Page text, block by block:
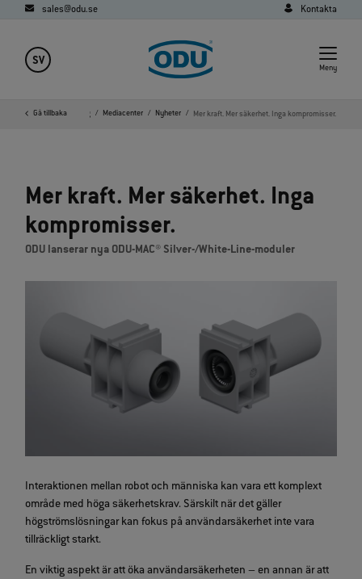
sales@odu.se Kontakta
SV
Meny
Gå tillbaka
Home Företag Mediacenter Nyheter Mer kraft. Mer säkerhet. Inga kompromisser.
Mer kraft. Mer säkerhet. Inga
kompromisser.
ODU lanserar nya ODU‑MAC® Silver‑/White‑Line‑moduler
Interaktionen mellan robot och människa kan vara ett komplext
område med höga säkerhetskrav. Särskilt när det gäller
högströmslösningar kan fokus på användarsäkerhet inte vara
tillräckligt starkt.
En viktig aspekt är att öka användarsäkerheten – en annan är att